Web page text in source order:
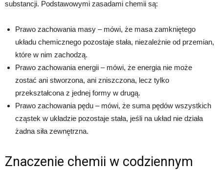
substancji. Podstawowymi zasadami chemii są:
Prawo zachowania masy – mówi, że masa zamkniętego
układu chemicznego pozostaje stała, niezależnie od przemian,
które w nim zachodzą.
Prawo zachowania energii – mówi, że energia nie może
zostać ani stworzona, ani zniszczona, lecz tylko
przekształcona z jednej formy w drugą.
Prawo zachowania pędu – mówi, że suma pędów wszystkich
cząstek w układzie pozostaje stała, jeśli na układ nie działa
żadna siła zewnętrzna.
Znaczenie chemii w codziennym